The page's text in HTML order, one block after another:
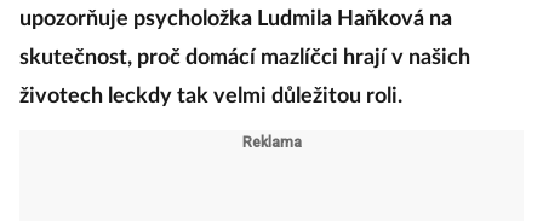
upozorňuje psycholožka Ludmila Haňková na
skutečnost, proč domácí mazlíčci hrají v našich
životech leckdy tak velmi důležitou roli.